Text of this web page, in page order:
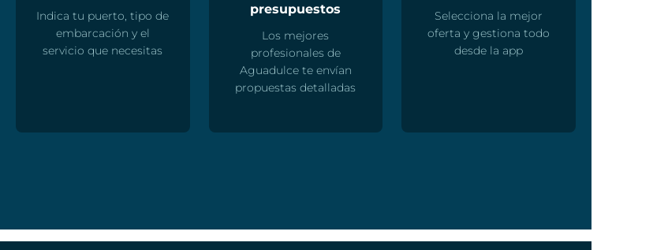
Indica tu puerto, tipo de
embarcación y el
servicio que necesitas
presupuestos
Los mejores
profesionales de
Aguadulce te envían
propuestas detalladas
Selecciona la mejor
oferta y gestiona todo
desde la app